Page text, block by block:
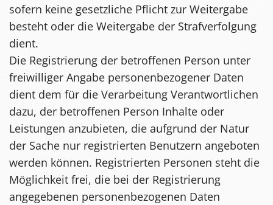
sofern keine gesetzliche Pflicht zur Weitergabe
besteht oder die Weitergabe der Strafverfolgung
dient.
Die Registrierung der betroffenen Person unter
freiwilliger Angabe personenbezogener Daten
dient dem für die Verarbeitung Verantwortlichen
dazu, der betroffenen Person Inhalte oder
Leistungen anzubieten, die aufgrund der Natur
der Sache nur registrierten Benutzern angeboten
werden können. Registrierten Personen steht die
Möglichkeit frei, die bei der Registrierung
angegebenen personenbezogenen Daten